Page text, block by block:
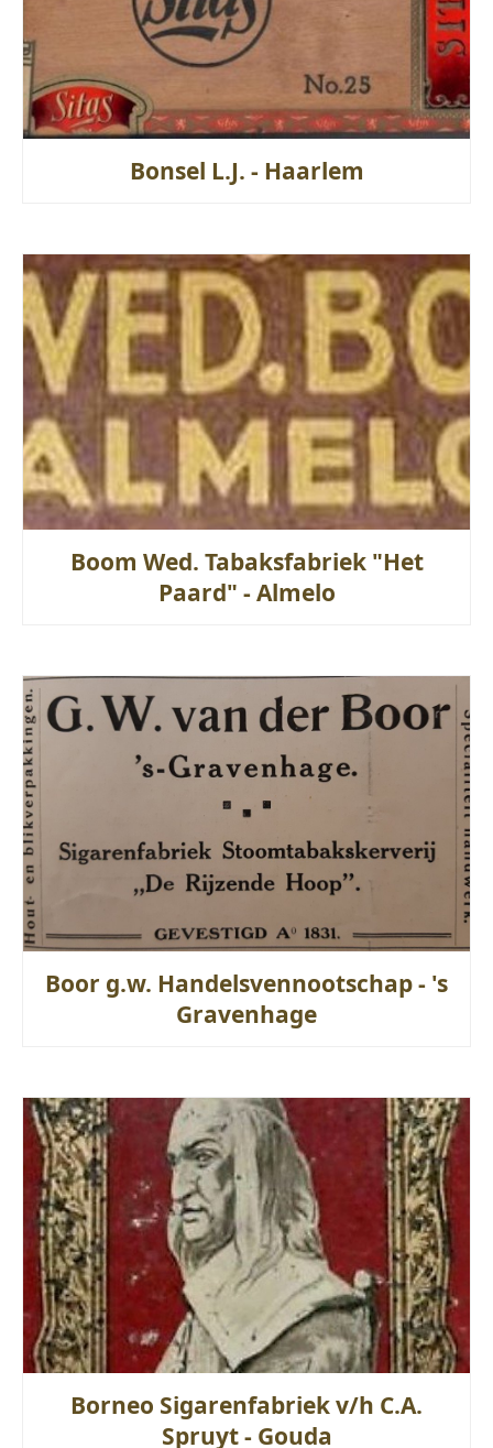
Bonsel L.J. - Haarlem
Boom Wed. Tabaksfabriek "Het
Paard" - Almelo
Boor g.w. Handelsvennootschap - 's
Gravenhage
Borneo Sigarenfabriek v/h C.A.
Spruyt - Gouda